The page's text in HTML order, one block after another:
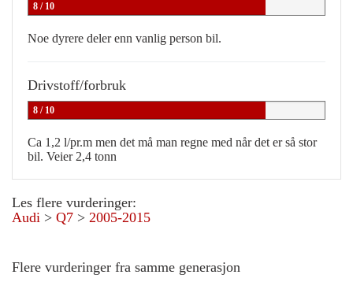
8 / 10
Noe dyrere deler enn vanlig person bil.
Drivstoff/forbruk
8 / 10
Ca 1,2 l/pr.m men det må man regne med når det er så stor
bil. Veier 2,4 tonn
Les flere vurderinger:
Audi > Q7 > 2005-2015
Flere vurderinger fra samme generasjon